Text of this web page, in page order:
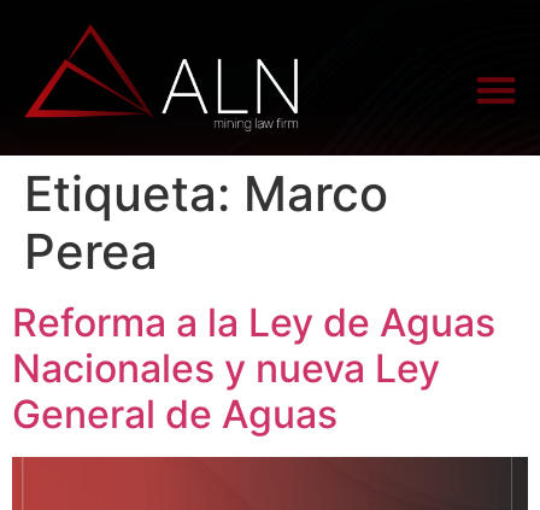
Etiqueta: Marco
Perea
Reforma a la Ley de Aguas
Nacionales y nueva Ley
General de Aguas